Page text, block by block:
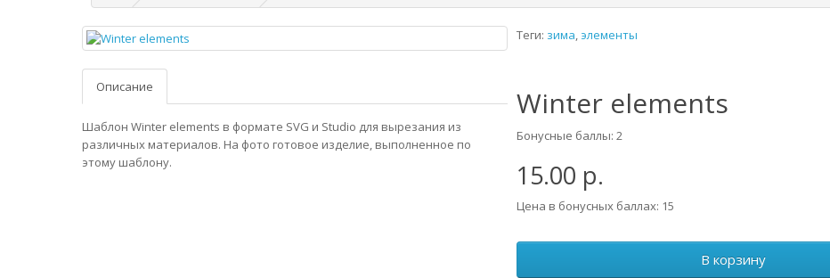
Описание
Шаблон Winter elements в формате SVG и Studio для вырезания из
различных материалов. На фото готовое изделие, выполненное по
этому шаблону.
Теги: зима, элементы
Winter elements
Бонусные баллы: 2
15.00 р.
Цена в бонусных баллах: 15
В корзину